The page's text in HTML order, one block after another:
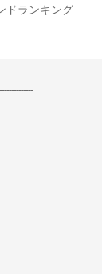
ドランキング